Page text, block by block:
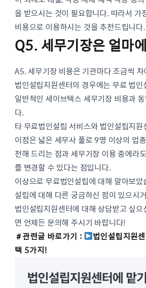
을 받으시는 것이 필요합니다. 따라서 가
비용으로 이용하시는 것을 추천드립니다.
Q5. 세무기장은 얼마
A5. 세무기장 비용은 기관마다 조금씩
법인설립지원센터의 경우에는 무료 법
일반적인 세이브택스 세무기장 비용과
다.
타 무료법인설립 서비스와 법인설립지
이점은 넓은 세무사 풀로 9명 이상의 업
천해 드리는 점과 세무기장 이용 중에라
를 변경할 수 있다는 점입니다.
이상으로 무료법인설립에 대해 알아보았
설립에 대해 다른 궁금하신 점이 있으시
법인설립지원센터에 대해 상담받고 싶
면 언제든 문의해 주시기 바랍니다!
＃관련글 바로가기 :
법인설립지원
택 5가지!